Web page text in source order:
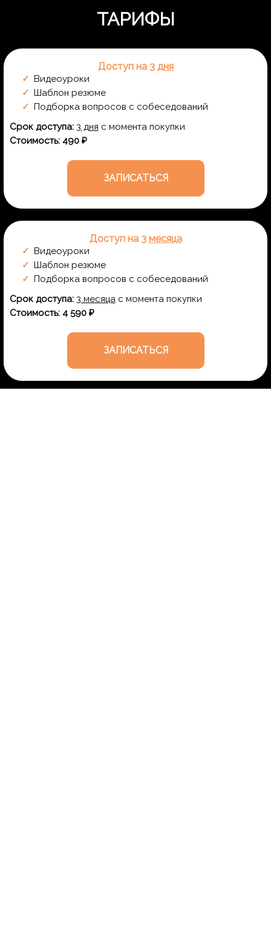
ТАРИФЫ
Доступ на 3 дня
Видеоуроки
Шаблон резюме
Подборка вопросов с собеседований
Срок доступа: 3 дня с момента покупки
Стоимость: 490 ₽
ЗАПИСАТЬСЯ
Доступ на 3 месяца
Видеоуроки
Шаблон резюме
Подборка вопросов с собеседований
Срок доступа: 3 месяца с момента покупки
Стоимость: 4 590 ₽
ЗАПИСАТЬСЯ